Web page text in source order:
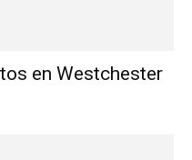
en Westchester